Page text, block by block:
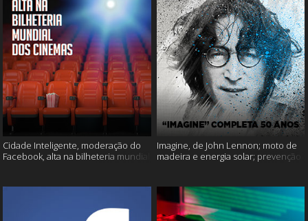
Cidade Inteligente, moderação do
Facebook, alta na bilheteria mundial
Imagine, de John Lennon; moto de
madeira e energia solar; prevenção